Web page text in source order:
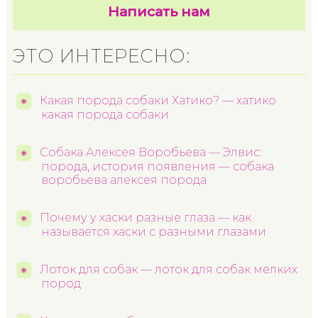
Написать нам
ЭТО ИНТЕРЕСНО:
Какая порода собаки Хатико? — хатико
какая порода собаки
Собака Алексея Воробьева — Элвис:
порода, история появления — собака
воробьева алексея порода
Почему у хаски разные глаза — как
называется хаски с разными глазами
Лоток для собак — лоток для собак мелких
пород